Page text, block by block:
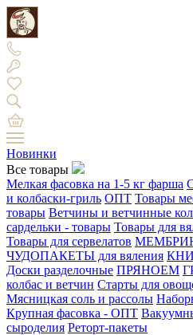
Новинки
Все товары
Мелкая фасовка на 1-5 кг фарша
и колбаски-гриль ОПТ Товары
товары Ветчины и ветчинные
сардельки - товары Товары для
Товары для сервелатов МЕМБРИН
ЧУДОПАКЕТЫ для вяления
Доски разделочные ПРЯНОЕМ
колбас и ветчин Старты для
Мясницкая соль и рассолы
Крупная фасовка - ОПТ
сыроделия Реторт-пакеты